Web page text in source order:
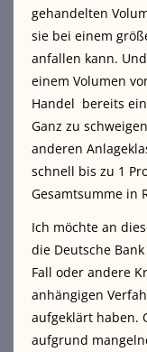
gehandelten
sie bei einem
anfallen kann.
einem Volumen
Handel bereits
Ganz zu
anderen
schnell bis zu 1
Gesamtsumme in
Ich möchte an
die Deutsche
Fall oder andere
anhängigen
aufgeklärt haben.
aufgrund